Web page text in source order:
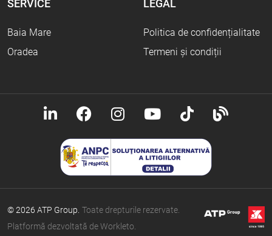
SERVICE
Baia Mare
Oradea
LEGAL
Politica de confidențialitate
Termeni și condiții
© 2026 ATP Group. Toate drepturile rezervate.
Platformă dezvoltată de Workleto.